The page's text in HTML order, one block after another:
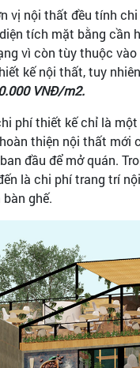
vị nội thất đều tính
tích mặt bằng cần
vì còn tùy thuộc
kế nội thất, tuy
VNĐ/m2.
phí thiết kế chỉ là một
thiện nội thất mới
đầu để mở quán.
là chi phí trang trí
ghế.